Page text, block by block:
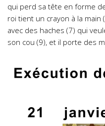
qui perd sa tête en forme
roi tient un crayon à la
avec des haches (7) qui
son cou (9), et il porte des